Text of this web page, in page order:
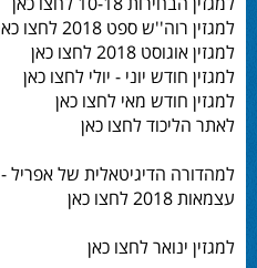
למגזין רוה''ש ספט 2018 לחצו כאן
למגזין אוגוסט 2018 לחצו כאן
למגזין חודש יוני - יולי לחצו כאן
למגזין חודש מאי לחצו כאן
לאתר הליכוד לחצו כאן
למהדורה הדיגיטאלית של אפריל -
עצמאות 2018 לחצו כאן
למגזין ינואר לחצו כאן